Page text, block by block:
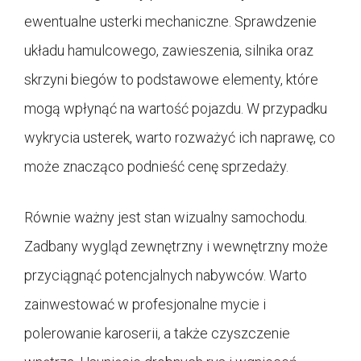
ewentualne usterki mechaniczne. Sprawdzenie
układu hamulcowego, zawieszenia, silnika oraz
skrzyni biegów to podstawowe elementy, które
mogą wpłynąć na wartość pojazdu. W przypadku
wykrycia usterek, warto rozważyć ich naprawę, co
może znacząco podnieść cenę sprzedaży.
Równie ważny jest stan wizualny samochodu.
Zadbany wygląd zewnętrzny i wewnętrzny może
przyciągnąć potencjalnych nabywców. Warto
zainwestować w profesjonalne mycie i
polerowanie karoserii, a także czyszczenie